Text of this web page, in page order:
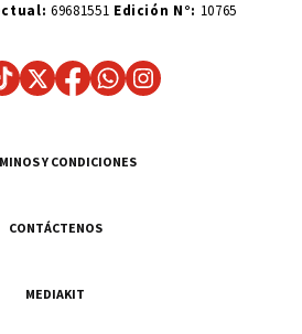
69681551 Edición N°: 10765
Y CONDICIONES
CONTÁCTENOS
MEDIAKIT